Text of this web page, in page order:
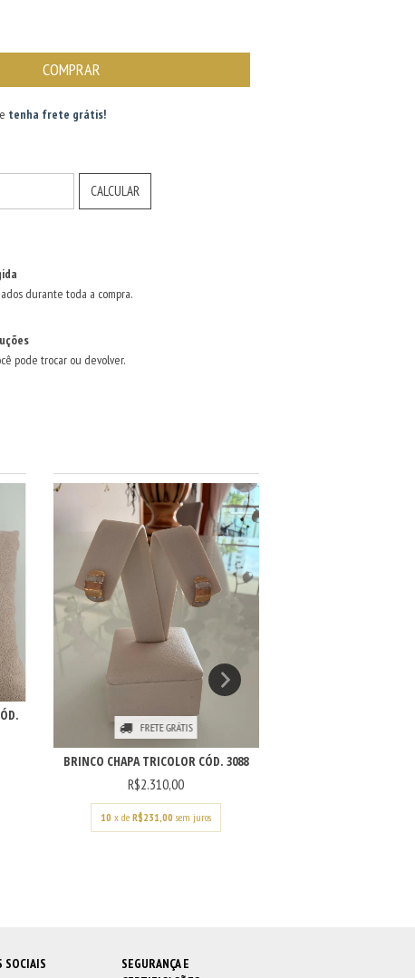
tenha frete grátis!
CALCULAR
durante toda a compra.
pode trocar ou devolver.
FRETE GRÁTIS
BRINCO CHAPA TRICOLOR CÓD. 3088
R$2.310,00
10 x deR$231,00 sem juros
SOCIAIS
SEGURANÇA E